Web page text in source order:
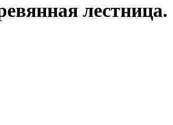
лестница.